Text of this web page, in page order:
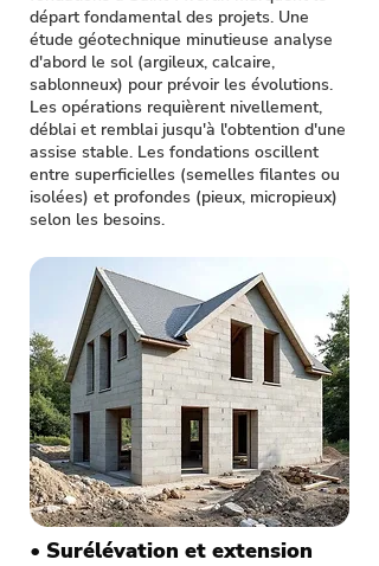
départ fondamental des projets. Une
étude géotechnique minutieuse analyse
d'abord le sol (argileux, calcaire,
sablonneux) pour prévoir les évolutions.
Les opérations requièrent nivellement,
déblai et remblai jusqu'à l'obtention d'une
assise stable. Les fondations oscillent
entre superficielles (semelles filantes ou
isolées) et profondes (pieux, micropieux)
selon les besoins.
• Surélévation et extension